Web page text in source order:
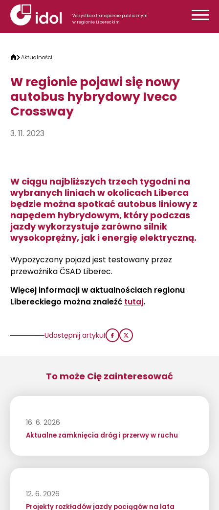
Przejdź do treści
Wszystko o transporcie publicznym
w regionie Libereckim
Aktualności
W regionie pojawi się nowy
autobus hybrydowy Iveco
Crossway
3. 11. 2023
W ciągu najbliższych trzech tygodni na
wybranych liniach w okolicach Liberca
będzie można spotkać autobus liniowy z
napędem hybrydowym, który podczas
jazdy wykorzystuje zarówno silnik
wysokoprężny, jak i energię elektryczną.
Wypożyczony pojazd jest testowany przez
przewoźnika ČSAD Liberec.
Więcej informacji w aktualnościach regionu
Libereckiego można znaleźć tutaj.
Udostępnij artykuł
To może Cię zainteresować
16. 6. 2026
Aktualne zamknięcia dróg i przerwy w ruchu
12. 6. 2026
Projekty rozkładów jazdy pociągów na lata